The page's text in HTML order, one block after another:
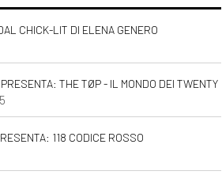
CHICK-LIT DI ELENA GENERO
THE TØP - IL MONDO DEI TWENTY
118 CODICE ROSSO